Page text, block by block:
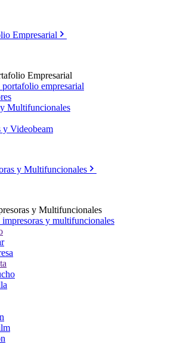
Empresarial
Empresarial
empresarial
Multifuncionales
y Videobeam
y Multifuncionales
y Multifuncionales
impresoras y multifuncionales